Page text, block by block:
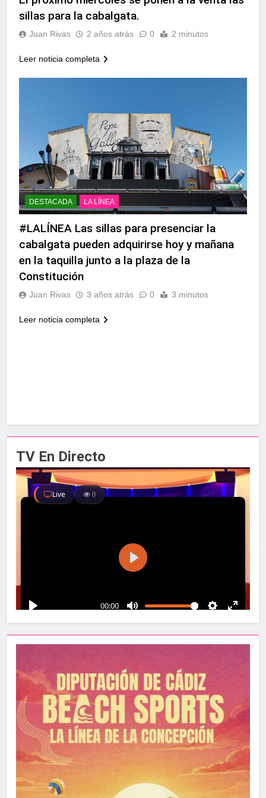
echa el cierre con éxito
rotundo
2 Semanas Atrás
La Mancomunidad y el
La feria se despide por todo
lo alto: Antonio José,
fuegos artificiales y música
hasta el amanecer
2 Semanas Atrás
TV En Directo
sillas para la cabalgata.
Juan Rivas 2 años atrás 0 2 minutos
Leer noticia completa
DESTACADA LA LÍNEA
#LALÍNEA Las sillas para presenciar la
cabalgata pueden adquirirse hoy y mañana
en la taquilla junto a la plaza de la
Constitución
Juan Rivas 3 años atrás 0 3 minutos
Leer noticia completa